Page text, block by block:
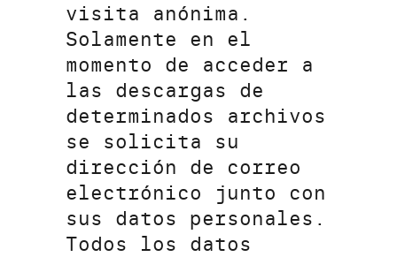
visita anónima.
Solamente en el
momento de acceder a
las descargas de
determinados archivos
se solicita su
dirección de correo
electrónico junto con
sus datos personales.
Todos los datos